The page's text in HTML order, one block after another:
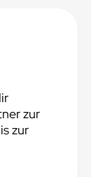
zur
zur